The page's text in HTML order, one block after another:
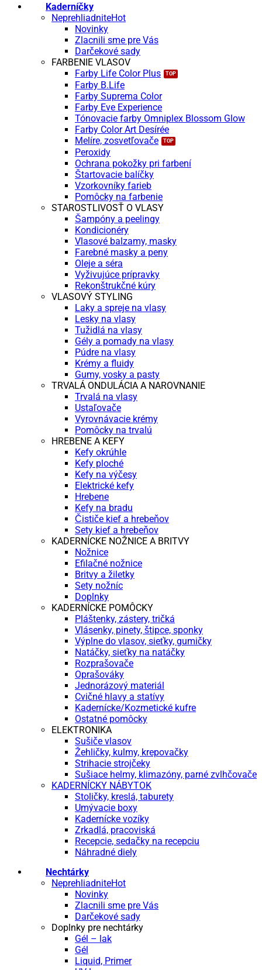
Kaderníčky
Neprehliadnite
Novinky
Zlacnili sme pre Vás
Darčekové sady
FARBENIE VLASOV
Farby Life Color Plus
Farby B.Life
Farby Suprema Color
Farby Eve Experience
Tónovacie farby Omniplex Blossom Glow
Farby Color Art Desírée
Melíre, zosvetľovače
Peroxidy
Ochrana pokožky pri farbení
Štartovacie balíčky
Vzorkovníky farieb
Pomôcky na farbenie
STAROSTLIVOSŤ O VLASY
Šampóny a peelingy
Kondicionéry
Vlasové balzamy, masky
Farebné masky a peny
Oleje a séra
Vyživujúce prípravky
Rekonštrukčné kúry
VLASOVÝ STYLING
Laky a spreje na vlasy
Lesky na vlasy
Tužidlá na vlasy
Gély a pomady na vlasy
Púdre na vlasy
Krémy a fluidy
Gumy, vosky a pasty
TRVALÁ ONDULÁCIA A NAROVNANIE
Trvalá na vlasy
Ustaľovače
Vyrovnávacie krémy
Pomôcky na trvalú
HREBENE A KEFY
Kefy okrúhle
Kefy ploché
Kefy na výčesy
Elektrické kefy
Hrebene
Kefy na bradu
Čističe kief a hrebeňov
Sety kief a hrebeňov
KADERNÍCKE NOŽNICE A BRITVY
Nožnice
Efilačné nožnice
Britvy a žiletky
Sety nožníc
Doplnky
KADERNÍCKE POMÔCKY
Pláštenky, zástery, tričká
Vlásenky, pinety, štipce, sponky
Výplne do vlasov, sieťky, gumičky
Natáčky, sieťky na natáčky
Rozprašovače
Oprašováky
Jednorázový materiál
Cvičné hlavy a statívy
Kadernícke/Kozmetické kufre
Ostatné pomôcky
ELEKTRONIKA
Sušiče vlasov
Žehličky, kulmy, krepovačky
Strihacie strojčeky
Sušiace helmy, klimazóny, parné zvlhčovače
KADERNÍCKY NÁBYTOK
Stoličky, kreslá, taburety
Umývacie boxy
Kadernícke vozíky
Zrkadlá, pracoviská
Recepcie, sedačky na recepciu
Náhradné diely
Nechtárky
Neprehliadnite
Novinky
Zlacnili sme pre Vás
Darčekové sady
Doplnky pre nechtárky
Gél – lak
Gél
Liquid, Primer